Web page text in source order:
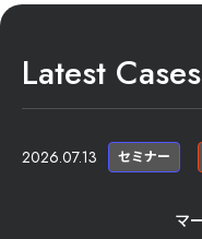
Latest Cases
セミナー
2026.07.13
マ